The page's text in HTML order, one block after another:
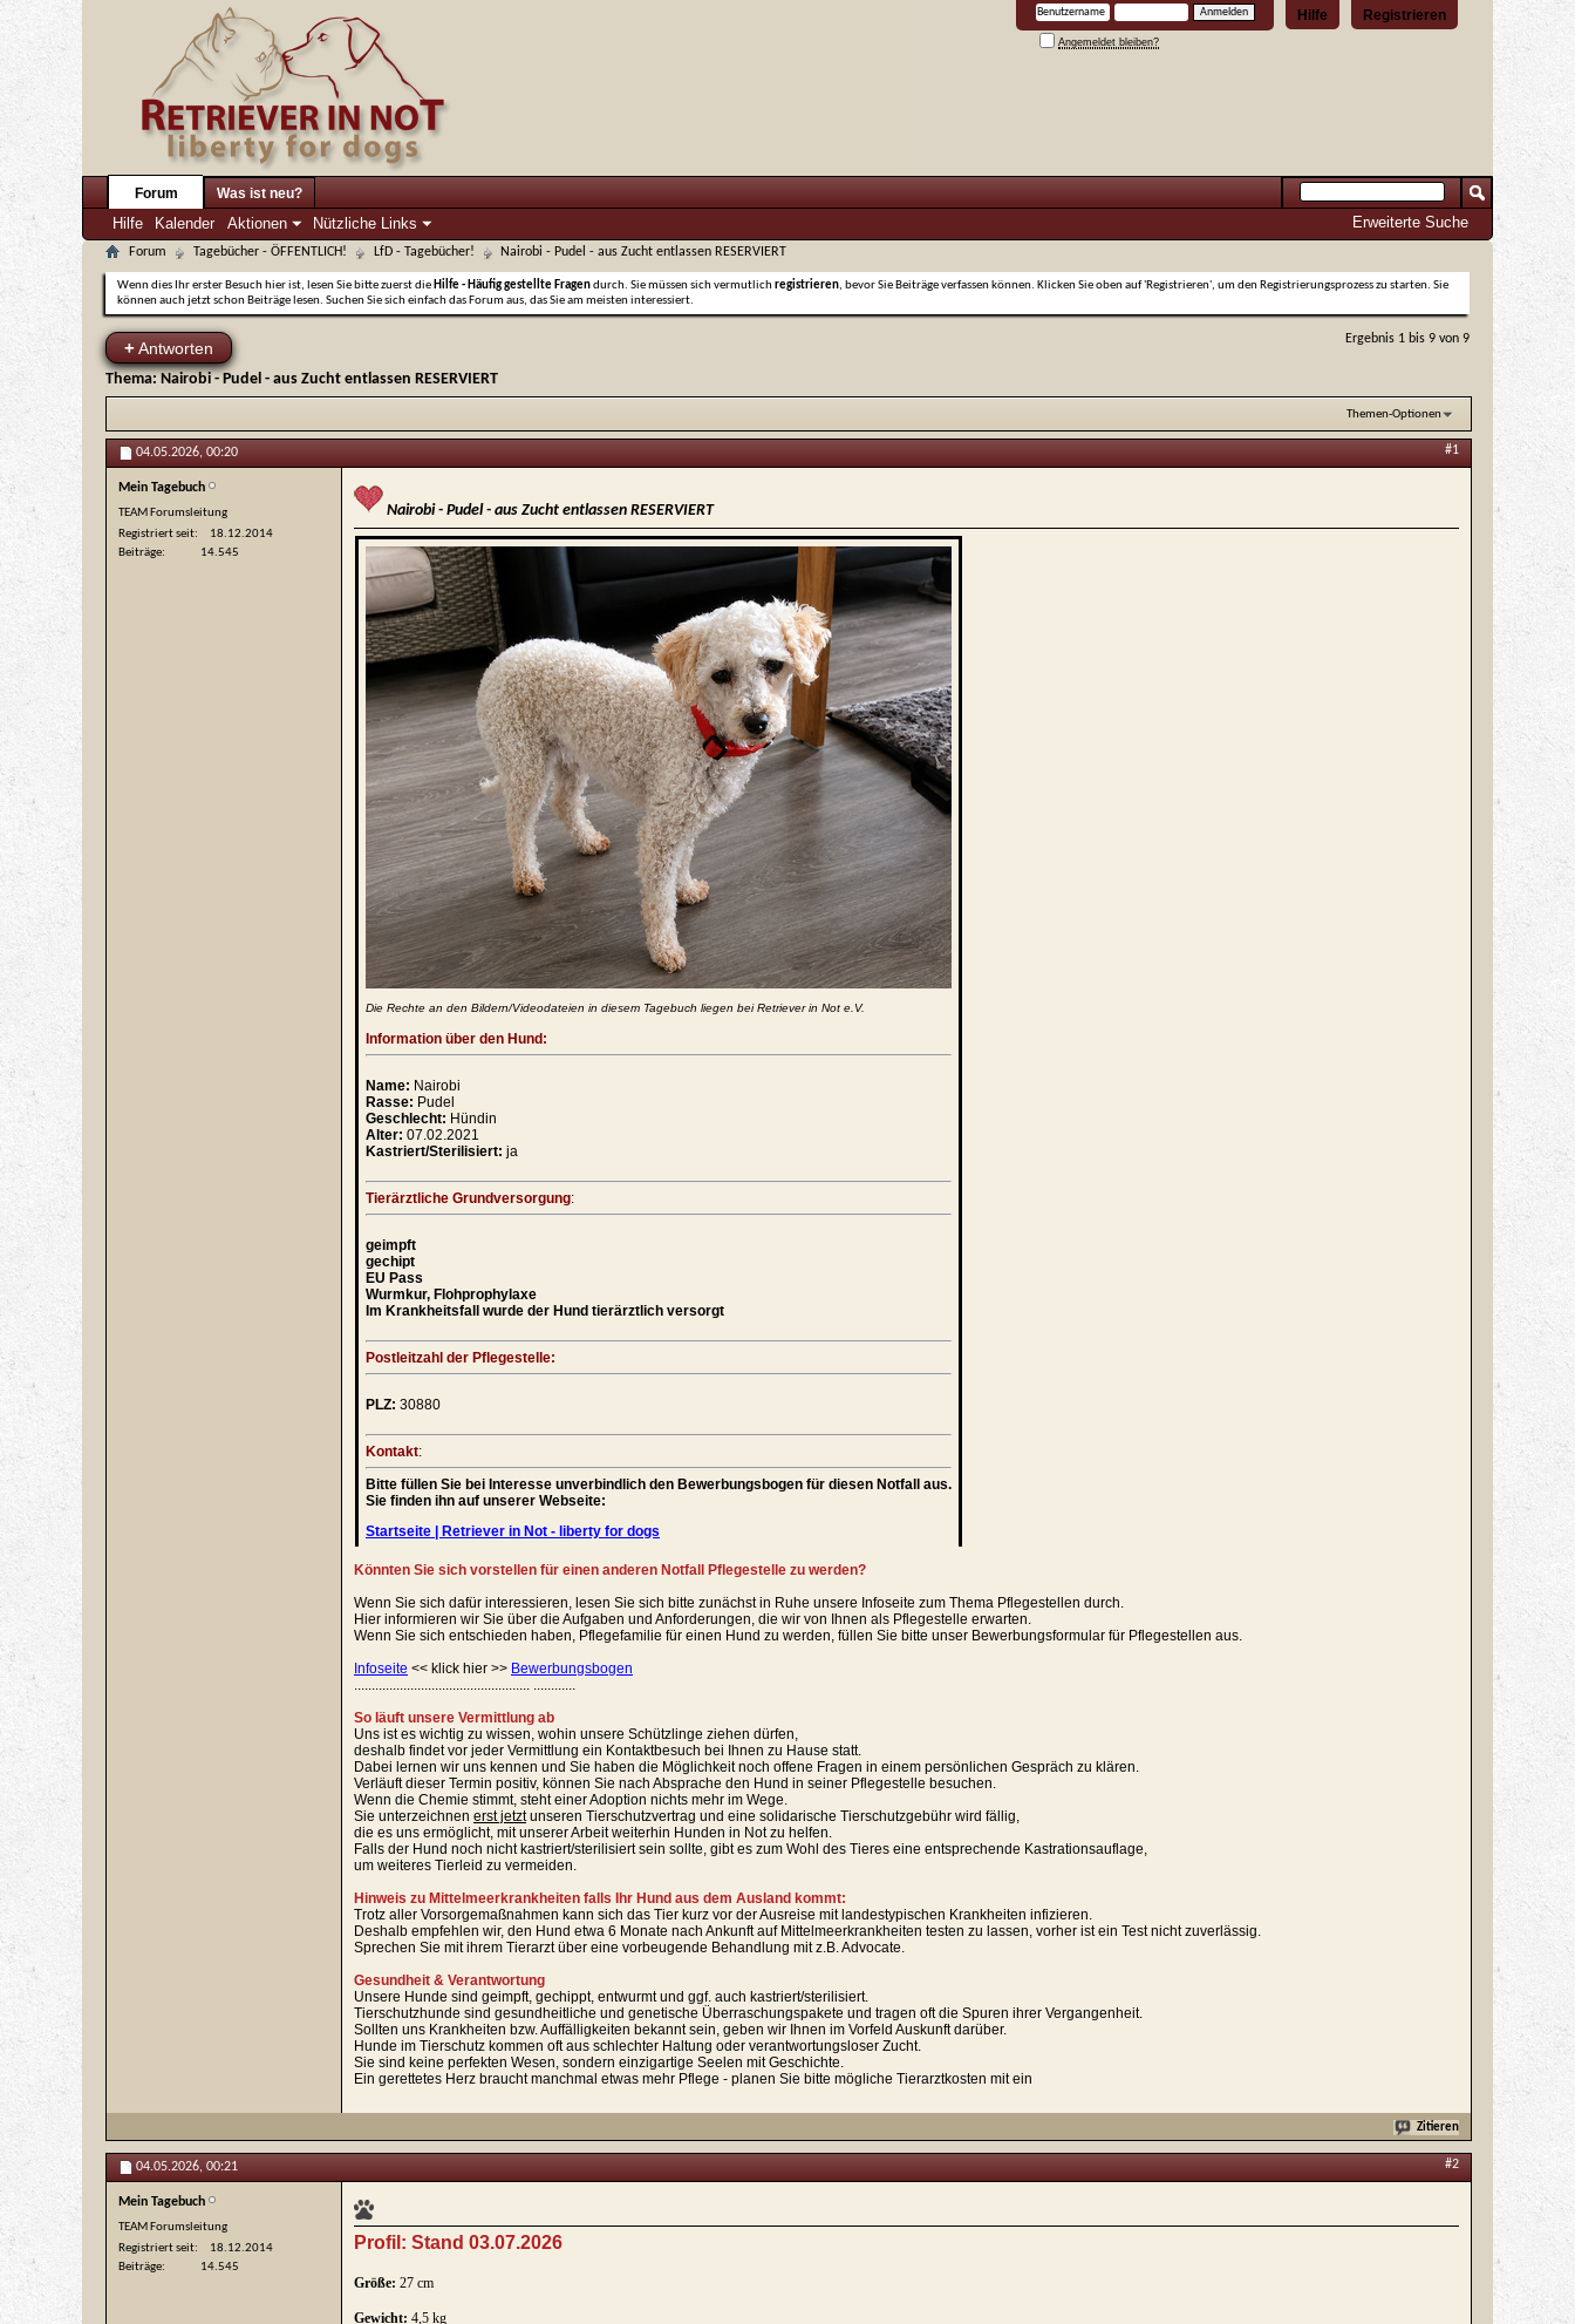
Registrieren
Hilfe
Angemeldet bleiben?
Forum
Hilfe Kalender Aktionen Nützliche Links
Was ist neu?
Erweiterte Suche
Forum Tagebücher - ÖFFENTLICH! LfD - Tagebücher! Nairobi - Pudel - aus Zucht entlassen RESERVIERT
Wenn dies Ihr erster Besuch hier ist, lesen Sie bitte zuerst die Hilfe - Häufig gestellte Fragendurch. Sie müssen sich vermutlichregistrieren, bevor Sie Beiträge verfassen können. Klicken Sie oben auf 'Registrieren', um den Registrierungsprozess zu starten. Sie
können auch jetzt schon Beiträge lesen. Suchen Sie sich einfach das Forum aus, das Sie am meisten interessiert.
+Antworten Ergebnis 1 bis 9 von 9
Thema: Nairobi - Pudel - aus Zucht entlassen RESERVIERT
Themen-Optionen
04.05.2026, 00:20 #1
Mein Tagebuch
TEAM Forumsleitung
Registriert seit
18.12.2014
Beiträge
14.545
Nairobi - Pudel - aus Zucht entlassen RESERVIERT
Die Rechte an den Bildern/Videodateien in diesem Tagebuch liegen bei Retriever in Not e.V.
Information über den Hund:
Name: Nairobi
Rasse: Pudel
Geschlecht: Hündin
Alter: 07.02.2021
Kastriert/Sterilisiert: ja
Tierärztliche Grundversorgung:
geimpft
gechipt
EU Pass
Wurmkur, Flohprophylaxe
Im Krankheitsfall wurde der Hund tierärztlich versorgt
Postleitzahl der Pflegestelle:
PLZ: 30880
Kontakt:
Bitte füllen Sie bei Interesse unverbindlich den Bewerbungsbogen für diesen Notfall aus.
Sie finden ihn auf unserer Webseite:
Startseite | Retriever in Not - liberty for dogs
Könnten Sie sich vorstellen für einen anderen Notfall Pflegestelle zu werden?
Wenn Sie sich dafür interessieren, lesen Sie sich bitte zunächst in Ruhe unsere Infoseite zum Thema Pflegestellen durch.
Hier informieren wir Sie über die Aufgaben und Anforderungen, die wir von Ihnen als Pflegestelle erwarten.
Wenn Sie sich entschieden haben, Pflegefamilie für einen Hund zu werden, füllen Sie bitte unser Bewerbungsformular für Pflegestellen aus.
Infoseite << klick hier >> Bewerbungsbogen
.................................................. ............
So läuft unsere Vermittlung ab
Uns ist es wichtig zu wissen, wohin unsere Schützlinge ziehen dürfen,
deshalb findet vor jeder Vermittlung ein Kontaktbesuch bei Ihnen zu Hause statt.
Dabei lernen wir uns kennen und Sie haben die Möglichkeit noch offene Fragen in einem persönlichen Gespräch zu klären.
Verläuft dieser Termin positiv, können Sie nach Absprache den Hund in seiner Pflegestelle besuchen.
Wenn die Chemie stimmt, steht einer Adoption nichts mehr im Wege.
Sie unterzeichnen erst jetztunseren Tierschutzvertrag und eine solidarische Tierschutzgebühr wird fällig,
die es uns ermöglicht, mit unserer Arbeit weiterhin Hunden in Not zu helfen.
Falls der Hund noch nicht kastriert/sterilisiert sein sollte, gibt es zum Wohl des Tieres eine entsprechende Kastrationsauflage,
um weiteres Tierleid zu vermeiden.
Hinweis zu Mittelmeerkrankheiten falls Ihr Hund aus dem Ausland kommt:
Trotz aller Vorsorgemaßnahmen kann sich das Tier kurz vor der Ausreise mit landestypischen Krankheiten infizieren.
Deshalb empfehlen wir, den Hund etwa 6 Monate nach Ankunft auf Mittelmeerkrankheiten testen zu lassen, vorher ist ein Test nicht zuverlässig.
Sprechen Sie mit ihrem Tierarzt über eine vorbeugende Behandlung mit z.B. Advocate.
Gesundheit & Verantwortung
Unsere Hunde sind geimpft, gechippt, entwurmt und ggf. auch kastriert/sterilisiert.
Tierschutzhunde sind gesundheitliche und genetische Überraschungspakete und tragen oft die Spuren ihrer Vergangenheit.
Sollten uns Krankheiten bzw. Auffälligkeiten bekannt sein, geben wir Ihnen im Vorfeld Auskunft darüber.
Hunde im Tierschutz kommen oft aus schlechter Haltung oder verantwortungsloser Zucht.
Sie sind keine perfekten Wesen, sondern einzigartige Seelen mit Geschichte.
Ein gerettetes Herz braucht manchmal etwas mehr Pflege - planen Sie bitte mögliche Tierarztkosten mit ein
Zitieren
04.05.2026, 00:21 #2
Mein Tagebuch
TEAM Forumsleitung
Registriert seit
18.12.2014
Beiträge
14.545
Profil: Stand 03.07.2026
Größe: 27 cm
Gewicht: 4,5 kg